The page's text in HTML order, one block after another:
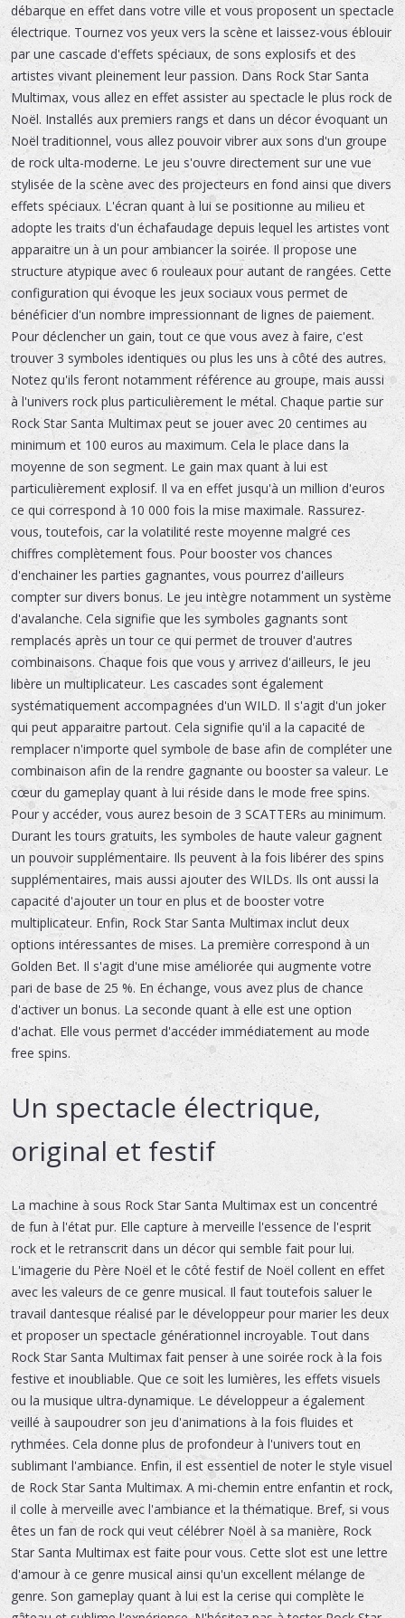
débarque en effet dans votre ville et vous proposent un spectacle
électrique. Tournez vos yeux vers la scène et laissez-vous éblouir
par une cascade d'effets spéciaux, de sons explosifs et des
artistes vivant pleinement leur passion. Dans Rock Star Santa
Multimax, vous allez en effet assister au spectacle le plus rock de
Noël. Installés aux premiers rangs et dans un décor évoquant un
Noël traditionnel, vous allez pouvoir vibrer aux sons d'un groupe
de rock ulta-moderne. Le jeu s'ouvre directement sur une vue
stylisée de la scène avec des projecteurs en fond ainsi que divers
effets spéciaux. L'écran quant à lui se positionne au milieu et
adopte les traits d'un échafaudage depuis lequel les artistes vont
apparaitre un à un pour ambiancer la soirée. Il propose une
structure atypique avec 6 rouleaux pour autant de rangées. Cette
configuration qui évoque les jeux sociaux vous permet de
bénéficier d'un nombre impressionnant de lignes de paiement.
Pour déclencher un gain, tout ce que vous avez à faire, c'est
trouver 3 symboles identiques ou plus les uns à côté des autres.
Notez qu'ils feront notamment référence au groupe, mais aussi
à l'univers rock plus particulièrement le métal. Chaque partie sur
Rock Star Santa Multimax peut se jouer avec 20 centimes au
minimum et 100 euros au maximum. Cela le place dans la
moyenne de son segment. Le gain max quant à lui est
particulièrement explosif. Il va en effet jusqu'à un million d'euros
ce qui correspond à 10 000 fois la mise maximale. Rassurez-
vous, toutefois, car la volatilité reste moyenne malgré ces
chiffres complètement fous. Pour booster vos chances
d'enchainer les parties gagnantes, vous pourrez d'ailleurs
compter sur divers bonus. Le jeu intègre notamment un système
d'avalanche. Cela signifie que les symboles gagnants sont
remplacés après un tour ce qui permet de trouver d'autres
combinaisons. Chaque fois que vous y arrivez d'ailleurs, le jeu
libère un multiplicateur. Les cascades sont également
systématiquement accompagnées d'un WILD. Il s'agit d'un joker
qui peut apparaitre partout. Cela signifie qu'il a la capacité de
remplacer n'importe quel symbole de base afin de compléter une
combinaison afin de la rendre gagnante ou booster sa valeur. Le
cœur du gameplay quant à lui réside dans le mode free spins.
Pour y accéder, vous aurez besoin de 3 SCATTERs au minimum.
Durant les tours gratuits, les symboles de haute valeur gagnent
un pouvoir supplémentaire. Ils peuvent à la fois libérer des spins
supplémentaires, mais aussi ajouter des WILDs. Ils ont aussi la
capacité d'ajouter un tour en plus et de booster votre
multiplicateur. Enfin, Rock Star Santa Multimax inclut deux
options intéressantes de mises. La première correspond à un
Golden Bet. Il s'agit d'une mise améliorée qui augmente votre
pari de base de 25 %. En échange, vous avez plus de chance
d'activer un bonus. La seconde quant à elle est une option
d'achat. Elle vous permet d'accéder immédiatement au mode
free spins.
Un spectacle électrique,
original et festif
La machine à sous Rock Star Santa Multimax est un concentré
de fun à l'état pur. Elle capture à merveille l'essence de l'esprit
rock et le retranscrit dans un décor qui semble fait pour lui.
L'imagerie du Père Noël et le côté festif de Noël collent en effet
avec les valeurs de ce genre musical. Il faut toutefois saluer le
travail dantesque réalisé par le développeur pour marier les deux
et proposer un spectacle générationnel incroyable. Tout dans
Rock Star Santa Multimax fait penser à une soirée rock à la fois
festive et inoubliable. Que ce soit les lumières, les effets visuels
ou la musique ultra-dynamique. Le développeur a également
veillé à saupoudrer son jeu d'animations à la fois fluides et
rythmées. Cela donne plus de profondeur à l'univers tout en
sublimant l'ambiance. Enfin, il est essentiel de noter le style visuel
de Rock Star Santa Multimax. A mi-chemin entre enfantin et rock,
il colle à merveille avec l'ambiance et la thématique. Bref, si vous
êtes un fan de rock qui veut célébrer Noël à sa manière, Rock
Star Santa Multimax est faite pour vous. Cette slot est une lettre
d'amour à ce genre musical ainsi qu'un excellent mélange de
genre. Son gameplay quant à lui est la cerise qui complète le